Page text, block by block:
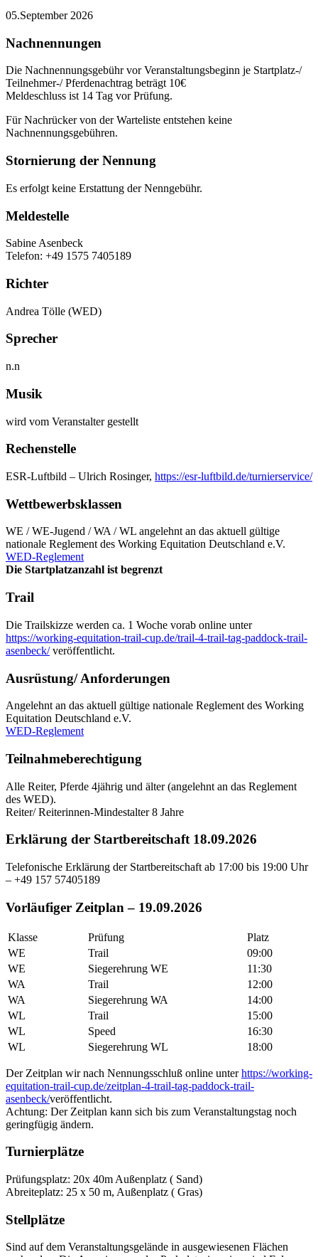
05.September 2026
Nachnennungen
Die Nachnennungsgebühr vor Veranstaltungsbeginn je Startplatz-/
Teilnehmer-/ Pferdenachtrag beträgt 10€
Meldeschluss ist 14 Tag vor Prüfung.
Für Nachrücker von der Warteliste entstehen keine
Nachnennungsgebühren.
Stornierung der Nennung
Es erfolgt keine Erstattung der Nenngebühr.
Meldestelle
Sabine Asenbeck
Telefon: +49 1575 7405189
Richter
Andrea Tölle (WED)
Sprecher
n.n
Musik
wird vom Veranstalter gestellt
Rechenstelle
ESR-Luftbild – Ulrich Rosinger, https://esr-luftbild.de/turnierservice/
Wettbewerbsklassen
WE / WE-Jugend / WA / WL angelehnt an das aktuell gültige
nationale Reglement des Working Equitation Deutschland e.V.
WED-Reglement
Die Startplatzanzahl ist begrenzt
Trail
Die Trailskizze werden ca. 1 Woche vorab online unter
https://working-equitation-trail-cup.de/trail-4-trail-tag-paddock-trail-
asenbeck/veröffentlicht.
Ausrüstung/ Anforderungen
Angelehnt an das aktuell gültige nationale Reglement des Working
Equitation Deutschland e.V.
WED-Reglement
Teilnahmeberechtigung
Alle Reiter, Pferde 4jährig und älter (angelehnt an das Reglement
des WED).
Reiter/ Reiterinnen-Mindestalter 8 Jahre
Erklärung der Startbereitschaft 18.09.2026
Telefonische Erklärung der Startbereitschaft ab 17:00 bis 19:00 Uhr
– +49 157 57405189
Vorläufiger Zeitplan – 19.09.2026
Klasse Prüfung
Platz
WE
Trail
09:00
WE
Siegerehrung WE
11:30
WA
Trail
12:00
WA
Siegerehrung WA
14:00
WL
Trail
15:00
WL
Speed
16:30
WL
Siegerehrung WL 18:00
Der Zeitplan wir nach Nennungsschluß online unterhttps://working-
equitation-trail-cup.de/zeitplan-4-trail-tag-paddock-trail-
asenbeck/veröffentlicht.
Achtung: Der Zeitplan kann sich bis zum Veranstaltungstag noch
geringfügig ändern.
Turnierplätze
Prüfungsplatz: 20x 40m Außenplatz ( Sand)
Abreiteplatz: 25 x 50 m, Außenplatz ( Gras)
Stellplätze
Sind auf dem Veranstaltungsgelände in ausgewiesenen Flächen